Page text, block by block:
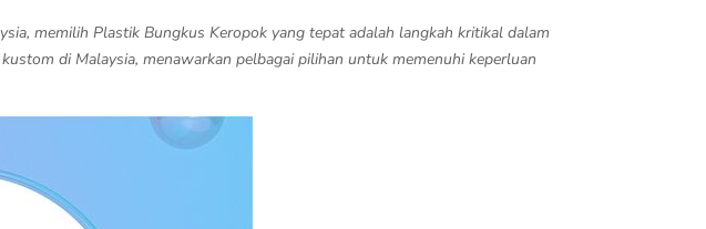
memilih Plastik Bungkus Keropok yang tepat adalah langkah kritikal dalam
di Malaysia, menawarkan pelbagai pilihan untuk memenuhi keperluan